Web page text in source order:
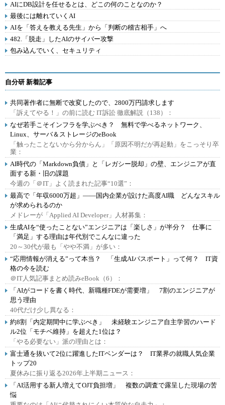
AIにDB設計を任せるとは、どこの何のことなのか？
最後には離れていくAI
AIを「答えを教える先生」から「判断の稽古相手」へ
482.「脱走」したAIのサイバー攻撃
包み込んでいく、セキュリティ
自分研 新着記事
共同著作者に無断で改変したので、2800万円請求します
「訴えてやる！」の前に読む IT訴訟 徹底解説（138）：
なぜ若手こそインフラを学ぶべき？ 無料で学べるネットワーク、
Linux、サーバ＆ストレージのeBook
「触ったことないから分からん」「原因不明だが再起動」をこっそり卒
業：
AI時代の「Markdown負債」と「レガシー脱却」の壁、エンジニアが直
面する新・旧の課題
今週の「＠IT」よく読まれた記事“10選”：
最高で「年収6000万超」――国内企業が設けた高度AI職 どんなスキル
が求められるのか
メドレーが「Applied AI Developer」人材募集：
生成AIを“使ったことない”エンジニアは「楽しさ」が半分？ 仕事に
「満足」する理由は年代別でこんなに違った
20～30代が最も「やや不満」が多い：
“応用情報が消える”って本当？ 「生成AIパスポート」って何？ IT資
格の今を読む
＠IT人気記事まとめ読みeBook（6）：
「AIがコードを書く時代、新職種FDEが需要増」 7割のエンジニアが
思う理由
40代だけ少し異なる：
約8割「内定期間中に学ぶべき」 未経験エンジニア自主学習のハード
ル2位「モチベ維持」を超えた1位は？
「やる必要ない」派の理由とは：
富士通を抜いて2位に躍進したITベンダーは？ IT業界の就職人気企業
トップ20
夏休みに振り返る2026年上半期ニュース：
「AI活用する新人増えてOJT負担増」 複数の調査で露呈した現場の苦
悩